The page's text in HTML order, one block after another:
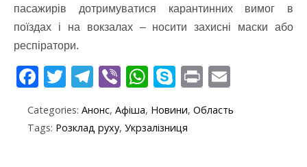
пасажирів дотримуватися карантинних вимог в
поїздах і на вокзалах – носити захисні маски або
респіратори.
F
e
b
T
itt
T
e
gr
Vi
b
er
W
at
S
y
p
Pr
in
t ai
Categories: Анонс, Афіша, Новини, Область
Tags: Розклад руху, Укрзалізниця